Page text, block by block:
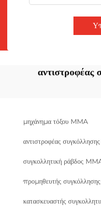
μηχάνημα τόξου MMA
αντιστροφέας
συγκολλητική ράβδος
προμηθευτής
κατασκευαστής